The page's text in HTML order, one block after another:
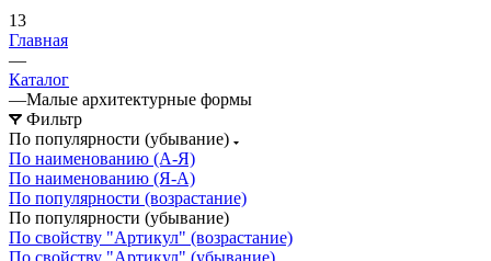
13
Главная
—
Каталог
—Малые архитектурные формы
Фильтр
По популярности (убывание)
По наименованию (А-Я)
По наименованию (Я-А)
По популярности (возрастание)
По популярности (убывание)
По свойству "Артикул" (возрастание)
По свойству "Артикул" (убывание)